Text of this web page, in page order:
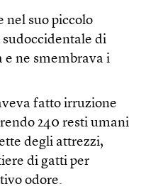
nel suo piccolo
di
e ne smembrava i
fatto irruzione
240 resti umani
degli attrezzi,
di gatti per
odore.